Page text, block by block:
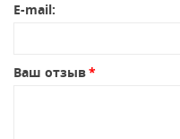
E-mail:
Ваш отзыв